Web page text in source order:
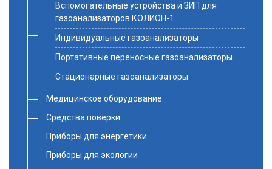
Вспомогательные устройства и ЗИП для
газоанализаторов КОЛИОН-1
Индивидуальные газоанализаторы
Портативные переносные газоанализаторы
Стационарные газоанализаторы
Медицинское оборудование
Средства поверки
Приборы для энергетики
Приборы для экологии